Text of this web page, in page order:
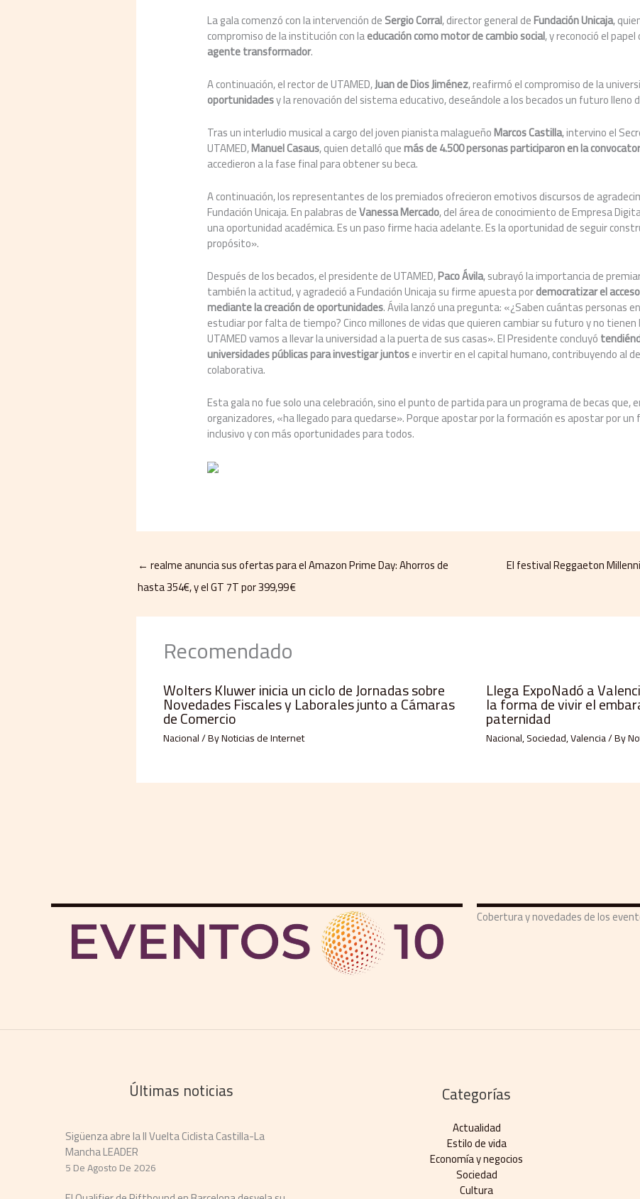
La gala comenzó con la intervención deSergio Corral, director general deFundación Unicaja,
compromiso de la institución con laeducación como motor de cambio social, y reconoció el
agente transformador.
A continuación, el rector de UTAMED,Juan de Dios Jiménez, reafirmó el compromiso de la
oportunidadesy la renovación del sistema educativo, deseándole a los becados un futuro lleno
Tras un interludio musical a cargo del joven pianista malagueñoMarcos Castilla, intervino el
UTAMED,Manuel Casaus, quien detalló quemás de 4.500 personas participaron en la
accedieron a la fase final para obtener su beca.
A continuación, los representantes de los premiados ofrecieron emotivos discursos de
Fundación Unicaja. En palabras deVanessa Mercado, del área de conocimiento de Empresa
una oportunidad académica. Es un paso firme hacia adelante. Es la oportunidad de seguir
propósito».
Después de los becados, el presidente de UTAMED,Paco Ávila, subrayó la importancia de
también la actitud, y agradeció a Fundación Unicaja su firme apuesta pordemocratizar el
mediante la creación de oportunidades. Ávila lanzó una pregunta: «¿Saben cuántas personas
estudiar por falta de tiempo? Cinco millones de vidas que quieren cambiar su futuro y no tienen
UTAMED vamos a llevar la universidad a la puerta de sus casas». El Presidente concluyó
universidades públicas para investigar juntose invertir en el capital humano, contribuyendo al
colaborativa.
Esta gala no fue solo una celebración, sino el punto de partida para un programa de becas que,
organizadores, «ha llegado para quedarse». Porque apostar por la formación es apostar por
inclusivo y con más oportunidades para todos.
← realme anuncia sus ofertas para el Amazon Prime Day: Ahorros de
hasta 354€, y el GT 7T por 399,99 €
El festival Reggaeton
Recomendado
Wolters Kluwer inicia un ciclo de Jornadas sobre
Novedades Fiscales y Laborales junto a Cámaras
de Comercio
Nacional/ ByNoticias de Internet
Llega ExpoNadó a
la forma de vivir el
paternidad
Nacional,Sociedad,Valencia/ By
Cobertura y novedades de los
Últimas noticias
Sigüenza abre la II Vuelta Ciclista Castilla-La
Mancha LEADER
5 De Agosto De 2026
Categorías
Actualidad
Estilo de vida
Economía y negocios​
Sociedad
Cultura